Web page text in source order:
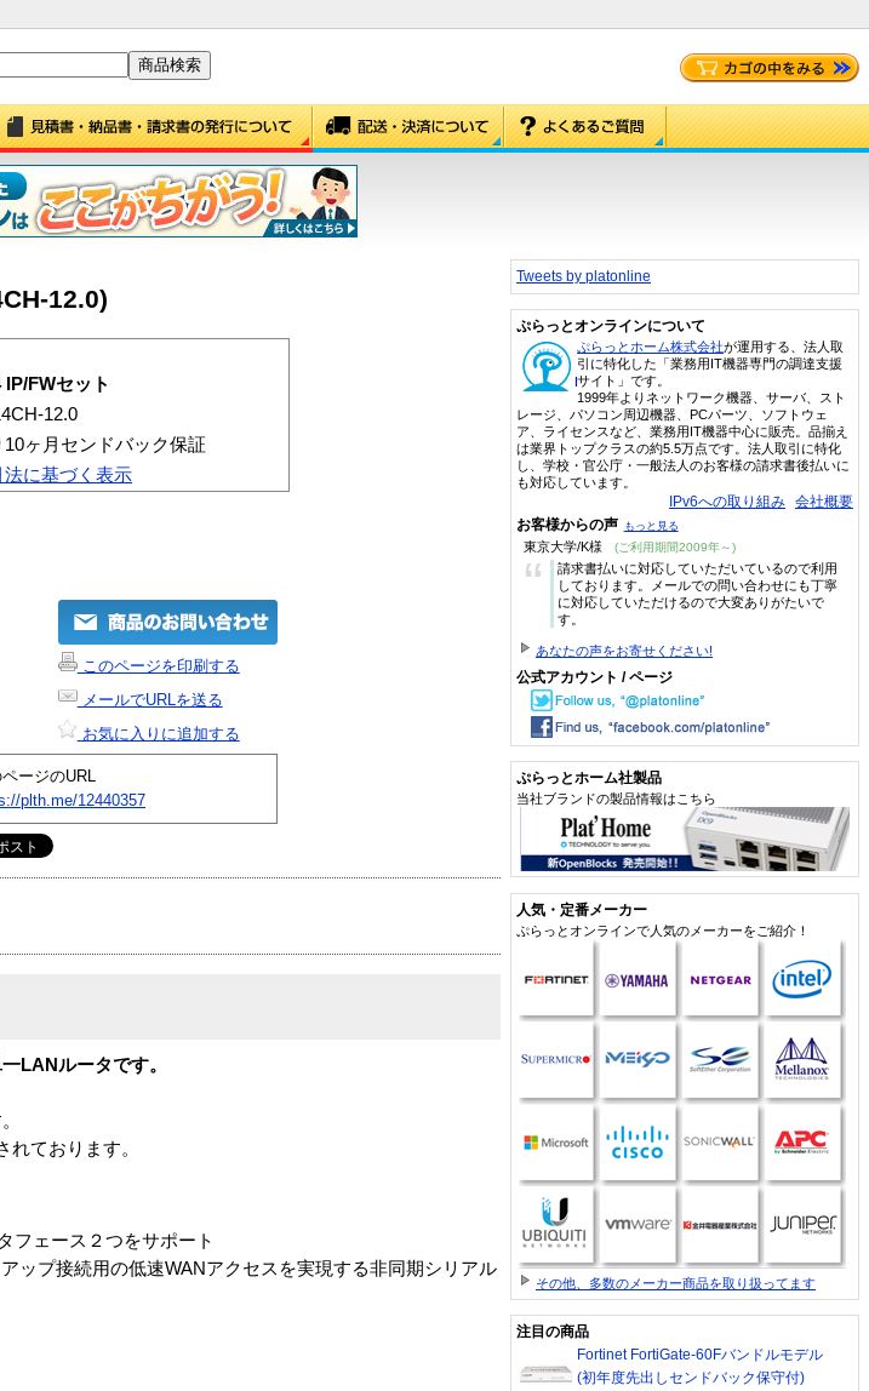
12.0)
FWセット
12.0
10ヶ月センドバック保証
に基づく表示
このページを印刷する
メールでURLを送る
お気に入りに追加する
ージのURL
plth.me/12440357
LANルータです。
ております。
フェース２つをサポート
ップ接続用の低速WANアクセスを実現する非同期シリアル
Tweets by platonline
ぷらっとオンラインについて
ぷらっとホーム株式会社が運用する、法人取
引に特化した「業務用IT機器専門の調達支援
サイト」です。
1999年よりネットワーク機器、サーバ、スト
レージ、パソコン周辺機器、PCパーツ、ソフトウェ
ア、ライセンスなど、業務用IT機器中心に販売。品揃え
は業界トップクラスの約5.5万点です。法人取引に特化
し、学校・官公庁・一般法人のお客様の請求書後払いに
も対応しています。
IPv6への取り組み 会社概要
お客様からの声 もっと見る
東京大学/K様 (ご利用期間2009年～)
“
請求書払いに対応していただいているので利用
しております。メールでの問い合わせにも丁寧
に対応していただけるので大変ありがたいで
す。
あなたの声をお寄せください!
公式アカウント / ページ
ぷらっとホーム社製品
当社ブランドの製品情報はこちら
人気・定番メーカー
ぷらっとオンラインで人気のメーカーをご紹介！
その他、多数のメーカー商品を取り扱ってます
注目の商品
Fortinet FortiGate-60Fバンドルモデル
(初年度先出しセンドバック保守付)